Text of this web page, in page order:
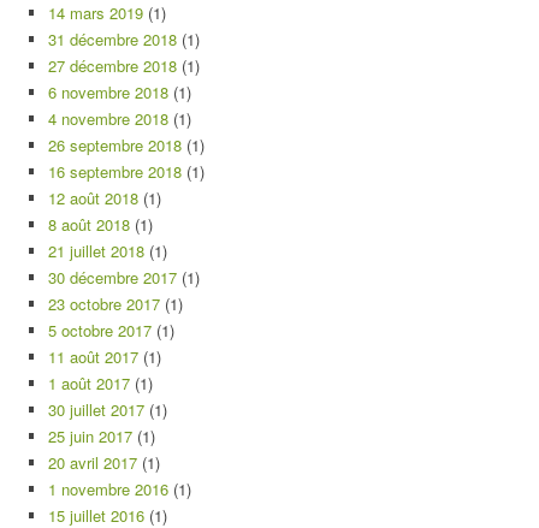
14 mars 2019 (1)
31 décembre 2018 (1)
27 décembre 2018 (1)
6 novembre 2018 (1)
4 novembre 2018 (1)
26 septembre 2018 (1)
16 septembre 2018 (1)
12 août 2018 (1)
8 août 2018 (1)
21 juillet 2018 (1)
30 décembre 2017 (1)
23 octobre 2017 (1)
5 octobre 2017 (1)
11 août 2017 (1)
1 août 2017 (1)
30 juillet 2017 (1)
25 juin 2017 (1)
20 avril 2017 (1)
1 novembre 2016 (1)
15 juillet 2016 (1)